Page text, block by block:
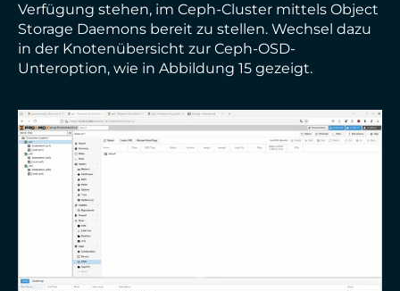
Verfügung stehen, im Ceph-Cluster mittels Object
Storage Daemons bereit zu stellen. Wechsel dazu
in der Knotenübersicht zur Ceph-OSD-
Unteroption, wie in Abbildung 15 gezeigt.